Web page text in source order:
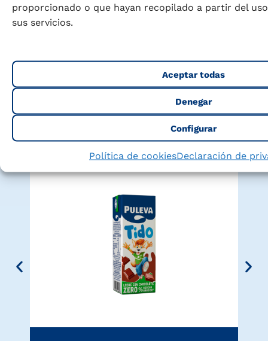
proporcionado o que hayan recopilado a partir del
sus servicios.
Aceptar todas
Denegar
Configurar
Política de cookiesDeclaración de
vida y la de tu familia